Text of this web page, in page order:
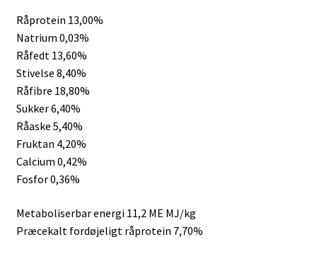
Råprotein 13,00%
Natrium 0,03%
Råfedt 13,60%
Stivelse 8,40%
Råfibre 18,80%
Sukker 6,40%
Råaske 5,40%
Fruktan 4,20%
Calcium 0,42%
Fosfor 0,36%
Metaboliserbar energi 11,2 ME MJ/kg
Præcekalt fordøjeligt råprotein 7,70%